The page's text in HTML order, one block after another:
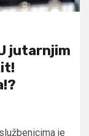
jutarnjim
je